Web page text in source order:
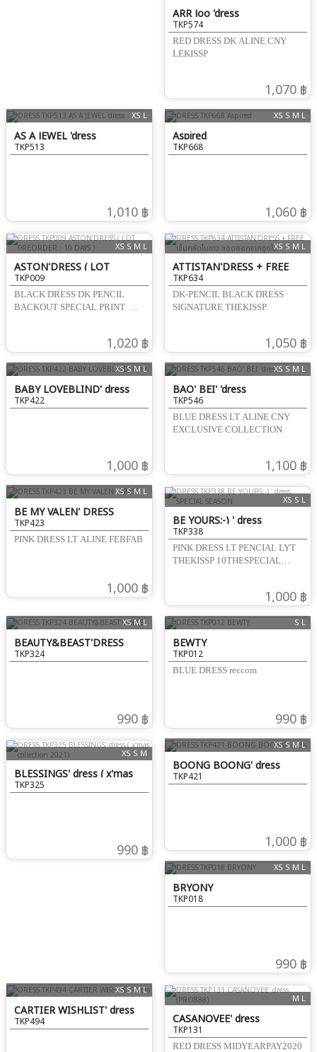
ARR Joo 'dress
TKP574
RED DRESS DK ALINE CNY
LEKISSP
1,070 ฿
XS L
AS A JEWEL 'dress
TKP513
1,010 ฿
XS S M L
Aspired
TKP668
1,060 ฿
XS S M L
ASTON'DRESS ( LOT
PREORDER : 10 DAYS )
TKP009
BLACK DRESS DK PENCIL
BACKOUT SPECIAL PRINT
1,020 ฿
XS S M L
ATTISTAN'DRESS + FREE
เข็มกลัดโบขาว ถอดออกจากชุดได้
TKP634
DK-PENCIL BLACK DRESS
SIGNATURE THEKISSP.
1,050 ฿
XS S M L
BABY LOVEBLIND' dress
TKP422
1,000 ฿
XS S M L
BAO' BEI' 'dress
TKP546
BLUE DRESS LT ALINE CNY
EXCLUSIVE COLLECTION
1,100 ฿
XS S M L
BE MY VALEN' DRESS
TKP423
PINK DRESS LT ALINE FEBFAB
1,000 ฿
XS S L
BE YOURS;-) ' dress
SPECIAL SEASON
TKP338
PINK DRESS LT PENCIAL LYT
THEKISSP 10THESPECIAL
1,000 ฿
XS M L
BEAUTY&BEAST'DRESS
TKP324
990 ฿
S L
BEWTY
TKP012
BLUE DRESS reccom
990 ฿
XS S M
BLESSINGS' dress ( x'mas
collection 2021)
TKP325
990 ฿
XS S M L
BOONG BOONG' dress
TKP421
1,000 ฿
XS S M L
BRYONY
TKP018
990 ฿
XS S M L
CARTIER WISHLIST' dress
TKP494
M L
CASANOVEE' dress
(PRO888)
TKP131
RED DRESS MIDYEARPAY2020